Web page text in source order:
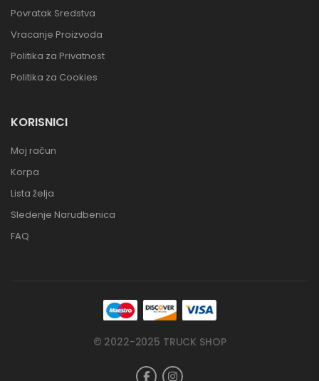
Povratak Sredstva
Vracanje Proizvoda
Politika za Privatnost
Politika za Cookies
KORISNICI
Moj račun
Korpa
Lista želja
Sledenje Narudbenica
FAQ
© 2022-2025 TRUCK SHOP